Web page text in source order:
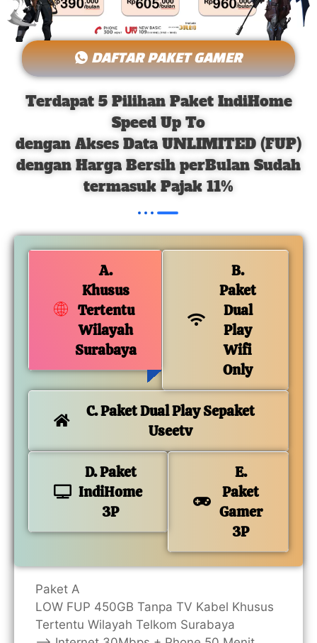
DAFTAR PAKET GAMER
Terdapat 5 Pilihan Paket IndiHome
Speed Up To
dengan Akses Data UNLIMITED (FUP)
dengan Harga Bersih perBulan Sudah
termasuk Pajak 11%
A.
Khusus
Tertentu
Wilayah
Surabaya
B.
Paket
Dual
Play
Wifi
Only
C. Paket Dual Play Sepaket
Useetv
D. Paket
IndiHome
3P
E.
Paket
Gamer
3P
Paket A
LOW FUP 450GB Tanpa TV Kabel Khusus
Tertentu Wilayah Telkom Surabaya